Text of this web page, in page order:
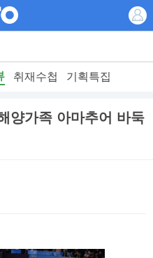
취재수첩 기획특집
양가족 아마추어 바둑